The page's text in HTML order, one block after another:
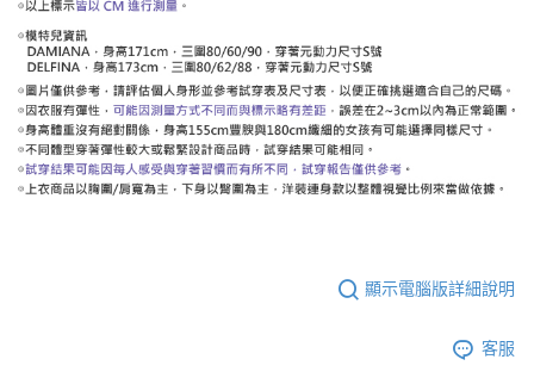
顯示電腦版詳細說明
客服